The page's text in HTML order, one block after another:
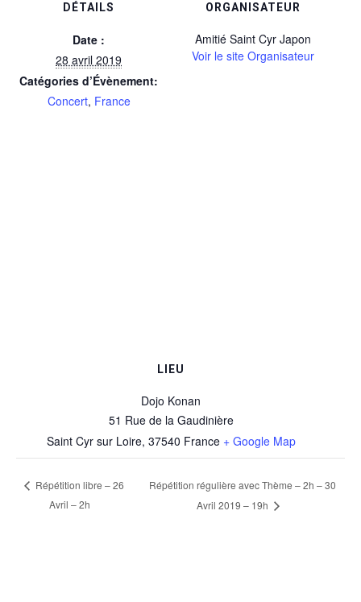
DÉTAILS
Date :
28 avril 2019
Catégories d’Évènement:
Concert, France
ORGANISATEUR
Amitié Saint Cyr Japon
Voir le site Organisateur
LIEU
Dojo Konan
51 Rue de la Gaudinière
Saint Cyr sur Loire, 37540 France + Google Map
Répétition libre – 26
Avril – 2h
Répétition régulière avec Thème – 2h – 30
Avril 2019 – 19h